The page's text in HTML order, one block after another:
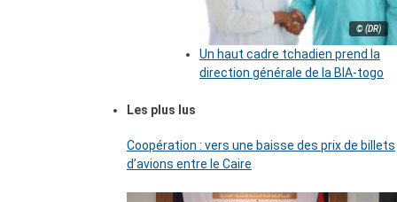
© (DR)
Un haut cadre tchadien prend la
direction générale de la BIA-togo
Les plus lus
Coopération : vers une baisse des prix de billets
d’avions entre le Caire